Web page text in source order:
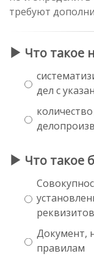
требуют
Что такое
дел с
Что такое
реквизитов
Документ,
правилам